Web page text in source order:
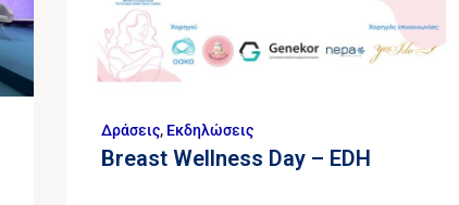
Δράσεις, Εκδηλώσεις
Breast Wellness Day – EDH